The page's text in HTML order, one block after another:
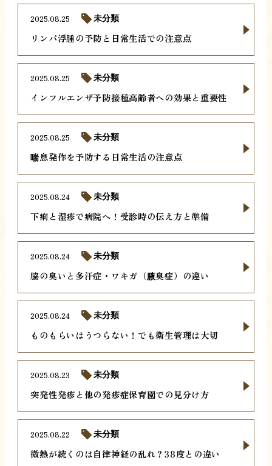
リンパ浮腫の予防と日常生活での注意点
2025.08.25 未分類
インフルエンザ予防接種高齢者への効果と重要性
2025.08.25 未分類
喘息発作を予防する日常生活の注意点
2025.08.25 未分類
下痢と湿疹で病院へ！受診時の伝え方と準備
2025.08.24 未分類
脇の臭いと多汗症・ワキガ（腋臭症）の違い
2025.08.24 未分類
ものもらいはうつらない！でも衛生管理は大切
2025.08.24 未分類
突発性発疹と他の発疹症保育園での見分け方
2025.08.23 未分類
微熱が続くのは自律神経の乱れ？38度との違い
2025.08.22 未分類